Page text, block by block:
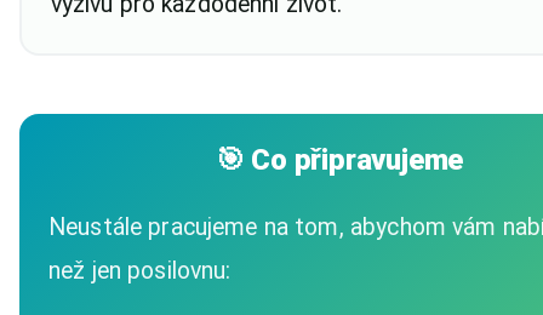
🎯 Co připravujeme
Neustále pracujeme na tom, abychom vám
než jen posilovnu: